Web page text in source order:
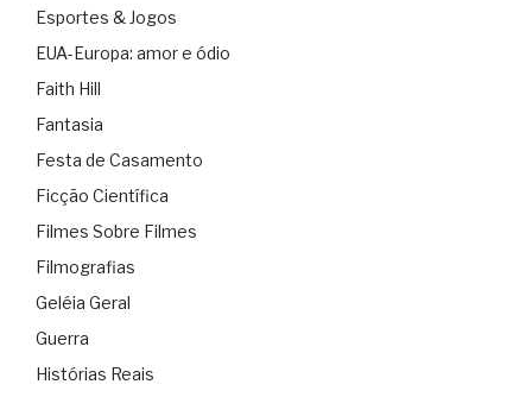
Esportes & Jogos
EUA-Europa: amor e ódio
Faith Hill
Fantasia
Festa de Casamento
Ficção Científica
Filmes Sobre Filmes
Filmografias
Geléia Geral
Guerra
Histórias Reais